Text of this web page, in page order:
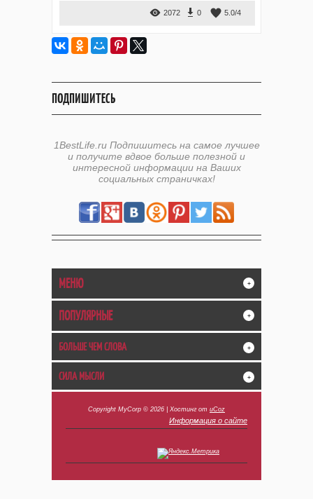
2072 0 5.0/4
ПОДПИШИТЕСЬ
1BestLife.ru Подпишитесь на самое лучшее
и получите вдвое больше полезной и
интересной информации на Ваших
социальных страничках!
МЕНЮ +
ПОПУЛЯРНЫЕ +
БОЛЬШЕ ЧЕМ СЛОВА +
СИЛА МЫСЛИ +
Copyright MyCorp © 2026 Хостинг от uCoz
Информация о сайте